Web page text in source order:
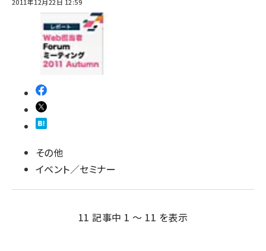
その他
イベント／セミナー
11 記事中 1 ～ 11 を表示